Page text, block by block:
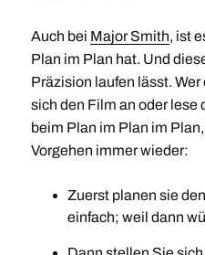
Auch bei Major Smith, ist
Plan im Plan hat. Und
Präzision laufen lässt.
sich den Film an oder lese
beim Plan im Plan im
Vorgehen immer wieder:
Zuerst planen sie
einfach; weil dann